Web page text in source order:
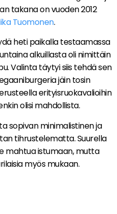
takana on vuoden 2012
Tuomonen.
heti paikalla testaamassa
alkuillasta oli nimittäin
Valinta täytyi siis tehdä sen
jäin tosin
erityisruokavalioihin
olisi mahdollista.
sopivan minimalistinen ja
tihrustelematta. Suurella
mahtua istumaan, mutta
myös mukaan.